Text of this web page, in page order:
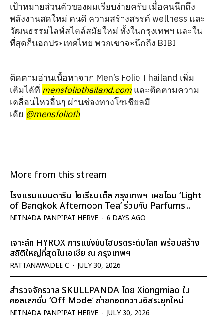
เป้าหมายส่วนตัวของผมเรียบง่ายครับ เมื่อคนนึกถึง
พลังงานสดใหม่ คนดี ความสร้างสรรค์ wellness และ
วัฒนธรรมไลฟ์สไตล์สมัยใหม่ ทั้งในกรุงเทพฯ และใน
ที่สุดก็นอกประเทศไทย พวกเขาจะนึกถึง BIBI
ติดตามอ่านเนื้อหาจาก Men’s Folio Thailand เพิ่ม
เติมได้ที่ mensfoliothailand.com และติดตามความ
เคลื่อนไหวอื่นๆ ผ่านช่องทางโซเชียลมี
เดีย @mensfolioth
More from this stream
โรงแรมแมนดาริน โอเรียนเต็ล กรุงเทพฯ เผยโฉม ‘Light
of Bangkok Afternoon Tea’ ร่วมกับ Parfums...
NITNADA PANPIPAT HERVE - 6 DAYS AGO
เจาะลึก HYROX การแข่งขันไฮบริดระดับโลก พร้อมสร้าง
สถิติใหญ่ที่สุดในเอเชีย ณ กรุงเทพฯ
RATTANAWADEE C - JULY 30, 2026
สำรวจจักรวาล SKULLPANDA โดย Xiongmiao ใน
คอลเลกชั่น ‘Off Mode’ ถ่ายทอดความอิสระยุคใหม่
NITNADA PANPIPAT HERVE - JULY 30, 2026